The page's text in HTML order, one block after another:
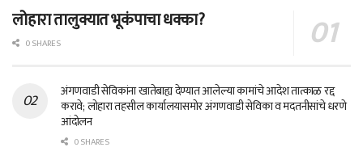
लोहारा तालुक्यात भूकंपाचा धक्का?
0 SHARES
अंगणवाडी सेविकांना खातेबाह्य देण्यात आलेल्या कामांचे आदेश तात्काळ रद्द
करावे; लोहारा तहसील कार्यालयासमोर अंगणवाडी सेविका व मदतनीसांचे धरणे
आंदोलन
0 SHARES